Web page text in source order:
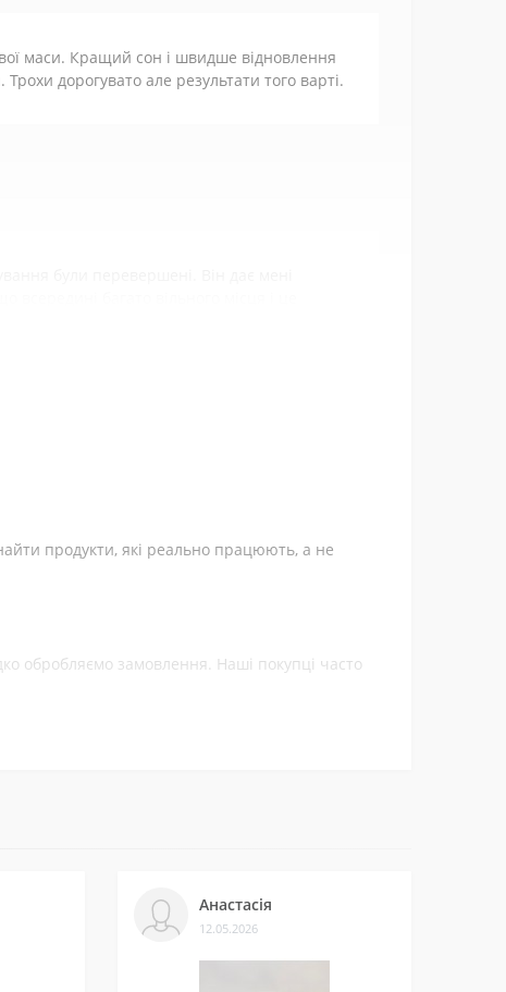
продовжити застосування препарату.
від прямих сонячних променів. Чи не підходить для вегетаріанців.
перед вживанням проконсультуватися з лікарем.
маси. Кращий сон і швидше відновлення
дорогувато але результати того варті.
продукти, які реально працюють, а не
обробляємо замовлення. Наші покупці часто
багатьом клієнтам. Нам приємно, що нас
Анастасія
12.05.2026